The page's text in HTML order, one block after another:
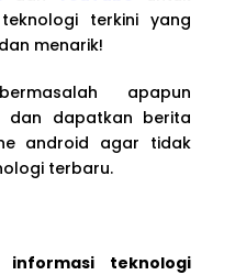
terkini yang
menarik!
apapun
dan dapatkan berita
android agar tidak
terbaru.
teknologi